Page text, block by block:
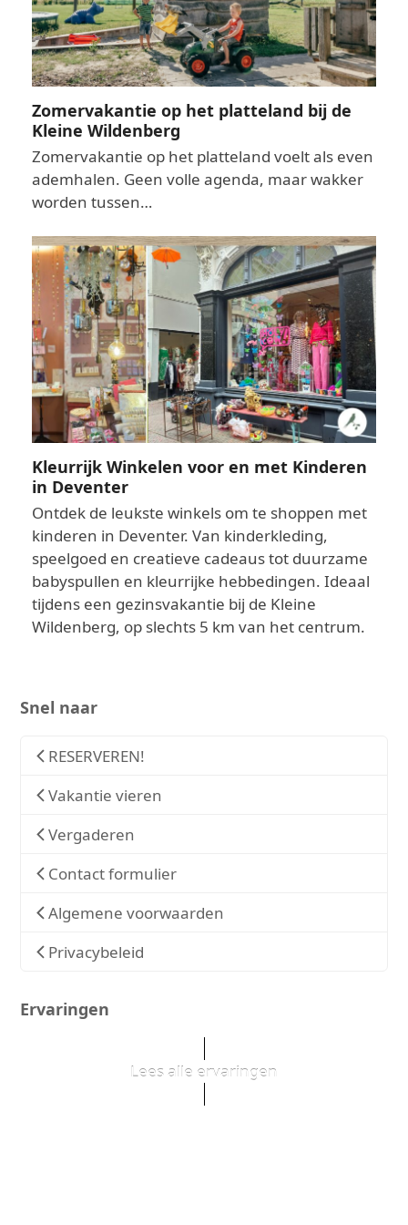
Zomervakantie op het platteland bij de
Kleine Wildenberg
Zomervakantie op het platteland voelt als even
ademhalen. Geen volle agenda, maar wakker
worden tussen…
Kleurrijk Winkelen voor en met Kinderen
in Deventer
Ontdek de leukste winkels om te shoppen met
kinderen in Deventer. Van kinderkleding,
speelgoed en creatieve cadeaus tot duurzame
babyspullen en kleurrijke hebbedingen. Ideaal
tijdens een gezinsvakantie bij de Kleine
Wildenberg, op slechts 5 km van het centrum.
Snel naar
RESERVEREN!
Vakantie vieren
Vergaderen
Contact formulier
Algemene voorwaarden
Privacybeleid
Ervaringen
Lees alle ervaringen